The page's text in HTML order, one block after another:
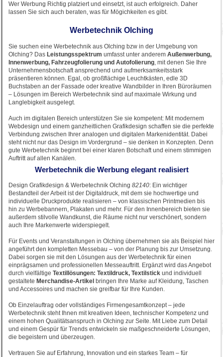
Wer Werbung Richtig platziert und einsetzt, ist auch erfolgreich. Daher
lassen Sie sich auch beraten, was für Mögichkeiten es gibt.
Werbetechnik Olching
Sie suchen eine Werbetechnik aus Olching bzw in der Umgebung von
Olching? Das Leistungsspektrum umfasst unter anderem Außenwerbung,
Innenwerbung, Fahrzeugfolierung und Autofolierung, mit denen Sie Ihre
Unternehmensbotschaft ansprechend und aufmerksamkeitsstark
präsentieren können. Egal, ob großflächige Leuchtkästen, edle 3D
Buchstaben an der Fassade oder kreative Wandbilder in Ihren Büroräumen
– Lösungen im Bereich Werbetechnik sind auf maximale Wirkung und
Langlebigkeit ausgelegt.
Auch im digitalen Bereich unterstützen Sie sie kompetent: Mit modernem
Webdesign und einem ganzheitlichen Grafikdesign schaffen sie die perfekte
Verbindung zwischen Ihrer analogen und digitalen Markenidentität. Dabei
steht nicht nur das Design im Vordergrund – sie denken in Konzepten. Denn
gute Werbetechnik beginnt bei einer klaren Botschaft und einem stimmigen
Auftritt auf allen Kanälen.
Werbetechnik die Werbung elegant realisiert
Design Grafikdesign & Werbetechnik Olching 82140: Ein wichtiger
Bestandteil der Arbeit ist der Digitaldruck, mit dem sie hochwertige und
individuelle Druckprodukte realisieren – von klassischen Printmedien bis
hin zu Werbebannern, Plakaten und mehr. Für den Innenbereich bieten sie
außerdem stilvolle Wandkunst, die Räume nicht nur verschönert, sondern
auch Ihre Markenwerte widerspiegelt.
Für Events und Veranstaltungen in Olching übernehmen sie als Beispiel hier
angeführt den kompletten Messebau – von der Planung bis zur Umsetzung.
Dabei sorgen sie mit den Lösungen aus der Werbetechnik für einen
einprägsamen und professionellen Messeauftritt. Ergänzt wird das Angebot
durch vielfältige Textillösungen: Textildruck, Textilstick und individuell
gestaltete Merchandise-Artikel bringen Ihre Marke auf Kleidung, Taschen
und Accessoires und machen sie greifbar für Ihre Kunden.
Ob Einzelauftrag oder vollständiges Firmengesamtkonzept – jede
Werbetechnik steht Ihnen mit kreativen Ideen, technischer Kompetenz und
einem hohen Qualitätsanspruch in Olching zur Seite. Mit Liebe zum Detail
und einem Gespür für Trends entwickeln sie maßgeschneiderte Lösungen,
die begeistern und überzeugen.
Vertrauen Sie auf Erfahrung, Innovation und ein starkes Team – für